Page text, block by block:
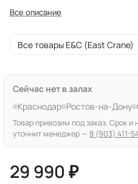
Все описание
Все товары E&C (East Crane)
Сейчас нет в залах
Краснодар Ростов-на-Дону
Товар привозим под заказ. Срок и
уточнит менеджер — 8 (903) 411-
29 990 ₽